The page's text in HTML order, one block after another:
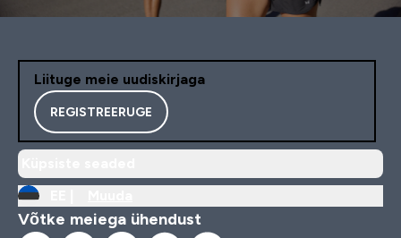
Liituge meie uudiskirjaga
REGISTREERUGE
Võtke meiega ühendust